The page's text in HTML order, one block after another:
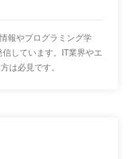
報やプログラミング学
しています。IT業界やエ
は必見です。